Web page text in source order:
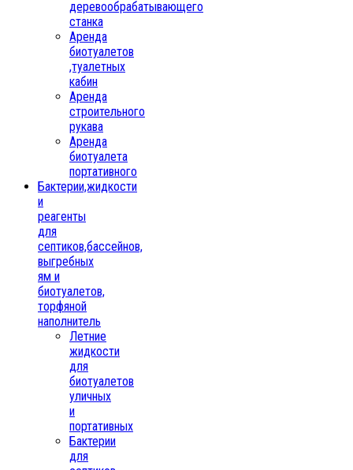
деревообрабатывающего
станка
Аренда
биотуалетов
,туалетных
кабин
Аренда
строительного
рукава
Аренда
биотуалета
портативного
Бактерии,жидкости
и
реагенты
для
септиков,бассейнов,
выгребных
ям и
биотуалетов,
торфяной
наполнитель
Летние
жидкости
для
биотуалетов
уличных
и
портативных
Бактерии
для